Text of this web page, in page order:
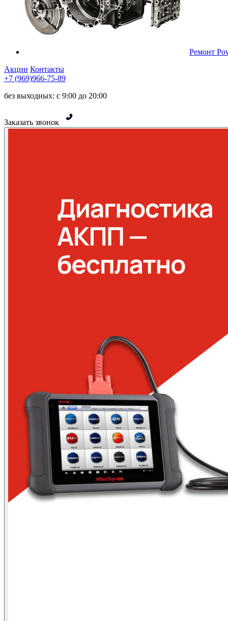
Ремонт
Акции Контакты
+7 (969)966-75-89
без выходных: с 9:00 до 20:00
Заказать звонок